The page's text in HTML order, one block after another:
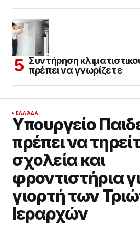
Συντήρηση
πρέπει να γνωρίζετε
ΕΛΛΆΔΑ
Υπουργείο
πρέπει να
σχολεία και
φροντιστήρια
γιορτή των
Ιεραρχών